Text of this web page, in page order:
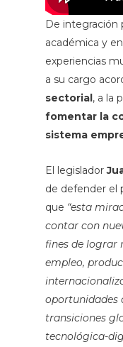
De integración
académica y
experiencias
a su cargo
sectorial, a la
fomentar la
sistema
El legislador
de defender el
que “esta
contar con
fines de lograr
empleo,
oportunidades
transiciones
tecnológica-